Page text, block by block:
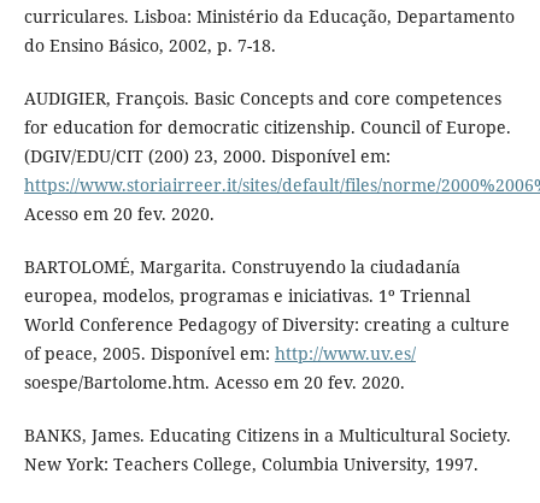
curriculares. Lisboa: Ministério da Educação, Departamento
do Ensino Básico, 2002, p. 7-18.
AUDIGIER, François. Basic Concepts and core competences
for education for democratic citizenship. Council of Europe.
(DGIV/EDU/CIT (200) 23, 2000. Disponível em:
https://www.storiairreer.it/sites/default/files/norme/
Acesso em 20 fev. 2020.
BARTOLOMÉ, Margarita. Construyendo la ciudadanía
europea, modelos, programas e iniciativas. 1º Triennal
World Conference Pedagogy of Diversity: creating a culture
of peace, 2005. Disponível em: http://www.uv.es/
soespe/Bartolome.htm. Acesso em 20 fev. 2020.
BANKS, James. Educating Citizens in a Multicultural Society.
New York: Teachers College, Columbia University, 1997.